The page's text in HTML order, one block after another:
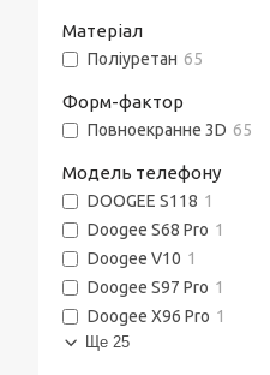
Матеріал
Поліуретан 65
Форм-фактор
Повноекранне 3D 65
Модель телефону
DOOGEE S118 1
Doogee S68 Pro 1
Doogee V10 1
Doogee S97 Pro 1
Doogee X96 Pro 1
Ще 25